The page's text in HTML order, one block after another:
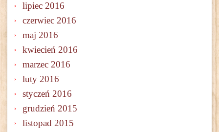
lipiec 2016
czerwiec 2016
maj 2016
kwiecień 2016
marzec 2016
luty 2016
styczeń 2016
grudzień 2015
listopad 2015